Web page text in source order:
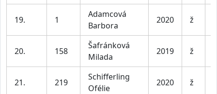
19. 1
Adamcová
Barbora
2020 ž
20. 158
Šafránková
Milada
2019 ž
21. 219
Schifferling
Ofélie
2020 ž